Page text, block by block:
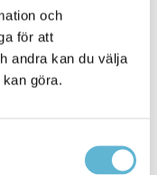
och
för att
andra kan du välja
göra.